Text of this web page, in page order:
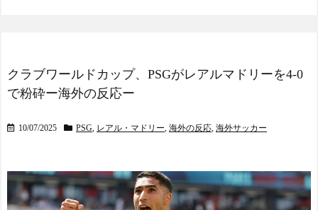
クラブワールドカップ、PSGがレアルマドリーを4-0
で粉砕ー海外の反応ー
10/07/2025 PSG, レアル・マドリー, 海外の反応, 海外サッカー